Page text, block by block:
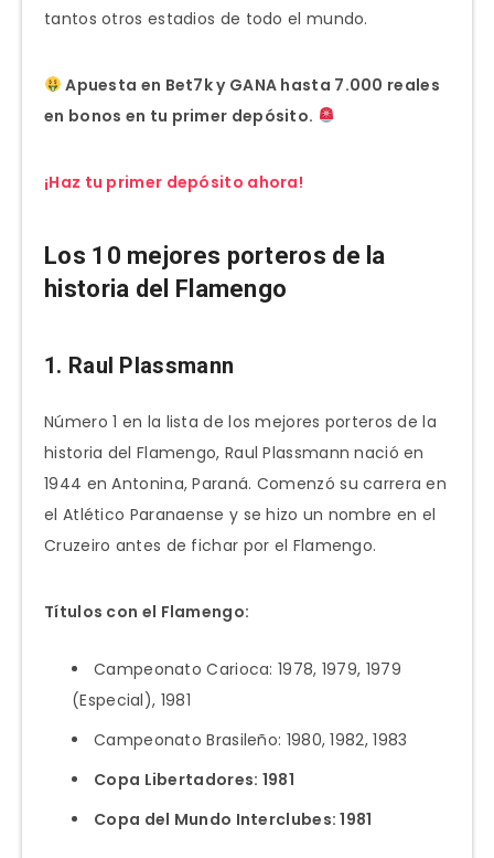
tantos otros estadios de todo el mundo.
Apuesta en Bet7k y GANA hasta 7.000 reales
en bonos en tu primer depósito.
¡Haz tu primer depósito ahora!
Los 10 mejores porteros de la
historia del Flamengo
1. Raul Plassmann
Número 1 en la lista de los mejores porteros de la
historia del Flamengo, Raul Plassmann nació en
1944 en Antonina, Paraná. Comenzó su carrera en
el Atlético Paranaense y se hizo un nombre en el
Cruzeiro antes de fichar por el Flamengo.
Títulos con el Flamengo:
Campeonato Carioca: 1978, 1979, 1979
(Especial), 1981
Campeonato Brasileño: 1980, 1982, 1983
Copa Libertadores: 1981
Copa del Mundo Interclubes: 1981